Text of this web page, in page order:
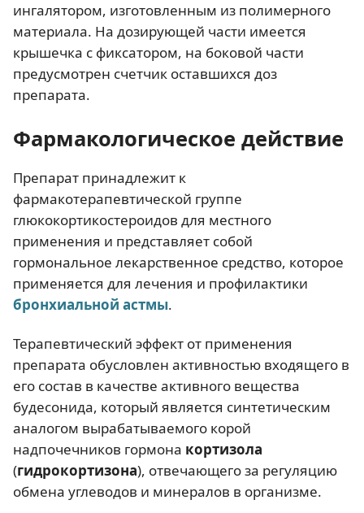
ингалятором, изготовленным из полимерного
материала. На дозирующей части имеется
крышечка с фиксатором, на боковой части
предусмотрен счетчик оставшихся доз
препарата.
Фармакологическое действие
Препарат принадлежит к
фармакотерапевтической группе
глюкокортикостероидов для местного
применения и представляет собой
гормональное лекарственное средство, которое
применяется для лечения и профилактики
бронхиальной астмы.
Терапевтический эффект от применения
препарата обусловлен активностью входящего в
его состав в качестве активного вещества
будесонида, который является синтетическим
аналогом вырабатываемого корой
надпочечников гормона кортизола
(гидрокортизона), отвечающего за регуляцию
обмена углеводов и минералов в организме.